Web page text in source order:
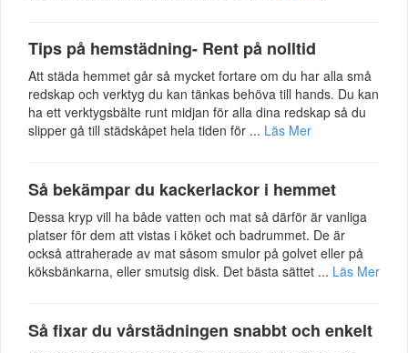
Tips på hemstädning- Rent på nolltid
Att städa hemmet går så mycket fortare om du har alla små
redskap och verktyg du kan tänkas behöva till hands. Du kan
ha ett verktygsbälte runt midjan för alla dina redskap så du
slipper gå till städskåpet hela tiden för ... Läs Mer
Så bekämpar du kackerlackor i hemmet
Dessa kryp vill ha både vatten och mat så därför är vanliga
platser för dem att vistas i köket och badrummet. De är
också attraherade av mat såsom smulor på golvet eller på
köksbänkarna, eller smutsig disk. Det bästa sättet ... Läs Mer
Så fixar du vårstädningen snabbt och enkelt